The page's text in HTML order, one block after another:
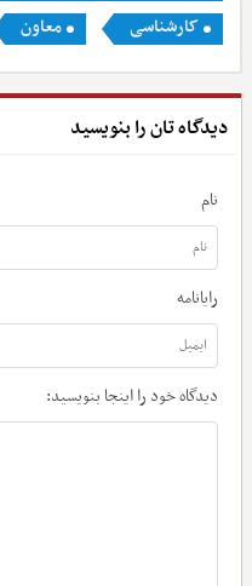
کارشناسی
معاون
دیدگاه تان را بنویسید
نام
رایانامه
دیدگاه خود را اینجا بنویسید: